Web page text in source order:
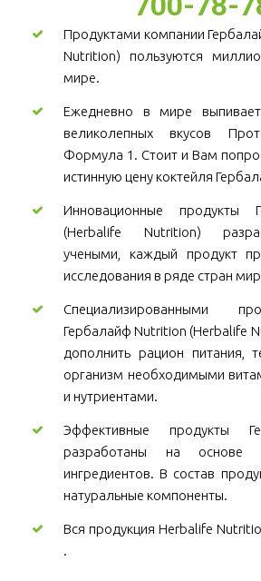
Продуктами компании
Nutrition) пользуются
мире.
Ежедневно в мире
великолепных вкусов
Формула 1. Стоит и Вам
истинную цену коктейля
Инновационные продукты
(Herbalife Nutrition)
учеными, каждый продукт
исследования в ряде стран
Специализированными
Гербалайф Nutrition (Herbalife
дополнить рацион питания,
организм необходимыми
и нутриентами.
Эффективные продукты
разработаны на основе
ингредиентов. В состав
натуральные компоненты.
Вся продукция Herbalife
.